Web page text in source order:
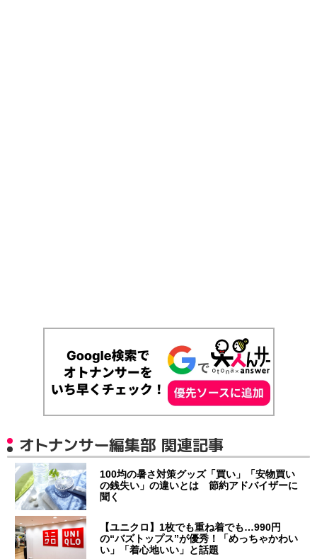
オトナンサー編集部 関連記事
100均の暑さ対策グッズ「買い」「安物買い
の銭失い」の違いとは 節約アドバイザーに
聞く
【ユニクロ】1枚でも重ね着でも…990円
の“バズトップス”が優秀！「めっちゃかわい
い」「着心地いい」と話題